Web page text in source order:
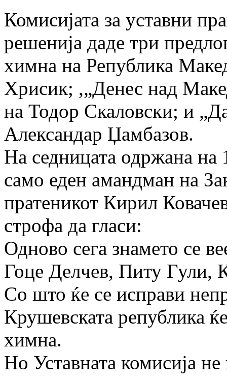
Комисијата за уставни
решенија даде три
химна на Република
Хрисик; ,„Денес над
на Тодор Скаловски; и
Александар Џамбазов.
На седницата одржана на
само еден амандман на
пратеникот Кирил
строфа да гласи:
Одново сега знамето се
Гоце Делчев, Питу Гули,
Со што ќе се исправи
Крушевската република
химна.
Но Уставната комисија